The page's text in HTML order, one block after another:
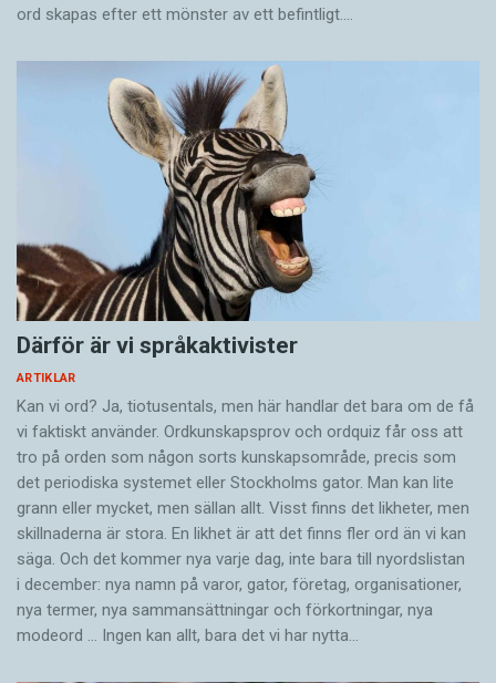
ord skapas efter ett mönster av ett befintligt.…
Därför är vi språkaktivister
ARTIKLAR
Kan vi ord? Ja, tiotusentals, men här handlar det bara om de få
vi faktiskt använder. Ordkunskapsprov och ordquiz får oss att
tro på orden som någon sorts kunskapsområde, precis som
det periodiska systemet eller Stockholms gator. Man kan lite
grann eller mycket, men sällan allt. Visst finns det likheter, men
skillnaderna är stora. En likhet är att det finns fler ord än vi kan
säga. Och det kommer nya varje dag, inte bara till nyordslistan
i december: nya namn på varor, gator, företag, organisationer,
nya termer, nya samman­sättningar och förkortningar, nya
modeord … Ingen kan allt, bara det vi har nytta…